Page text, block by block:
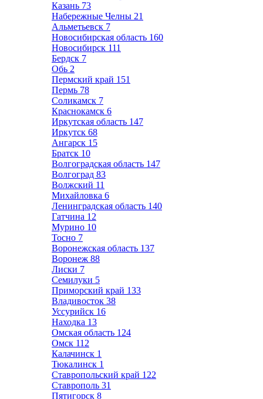
Казань 73
Набережные Челны 21
Альметьевск 7
Новосибирская область 160
Новосибирск 111
Бердск 7
Обь 2
Пермский край 151
Пермь 78
Соликамск 7
Краснокамск 6
Иркутская область 147
Иркутск 68
Ангарск 15
Братск 10
Волгоградская область 147
Волгоград 83
Волжский 11
Михайловка 6
Ленинградская область 140
Гатчина 12
Мурино 10
Тосно 7
Воронежская область 137
Воронеж 88
Лиски 7
Семилуки 5
Приморский край 133
Владивосток 38
Уссурийск 16
Находка 13
Омская область 124
Омск 112
Калачинск 1
Тюкалинск 1
Ставропольский край 122
Ставрополь 31
Пятигорск 8